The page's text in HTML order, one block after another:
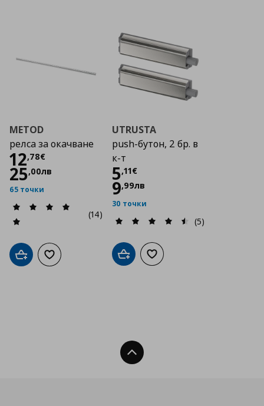
METOD
релса за окачване
12,78€
Цена
25,00лв
65 точки
(14)
Добави в кошницата
Добави към списъка с любими
UTRUSTA
push-бутон, 2 бр. в
к-т
5,11€
Цена
9,99лв
30 точки
(5)
Добави в кошницата
Добави към списъка с
Нагоре